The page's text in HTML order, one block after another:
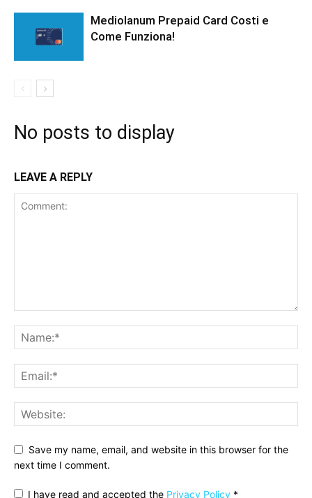
Mediolanum Prepaid Card Costi e
Come Funziona!
No posts to display
LEAVE A REPLY
Save my name, email, and website in this browser for the
next time I comment.
I have read and accepted the Privacy Policy *